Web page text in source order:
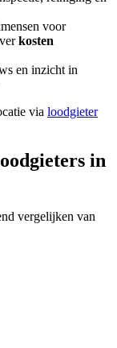
voor
kosten
en inzicht in
via loodgieter
in
vergelijken van